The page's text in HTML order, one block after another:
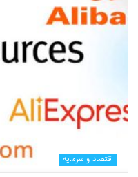
اقتصاد و سرمایه